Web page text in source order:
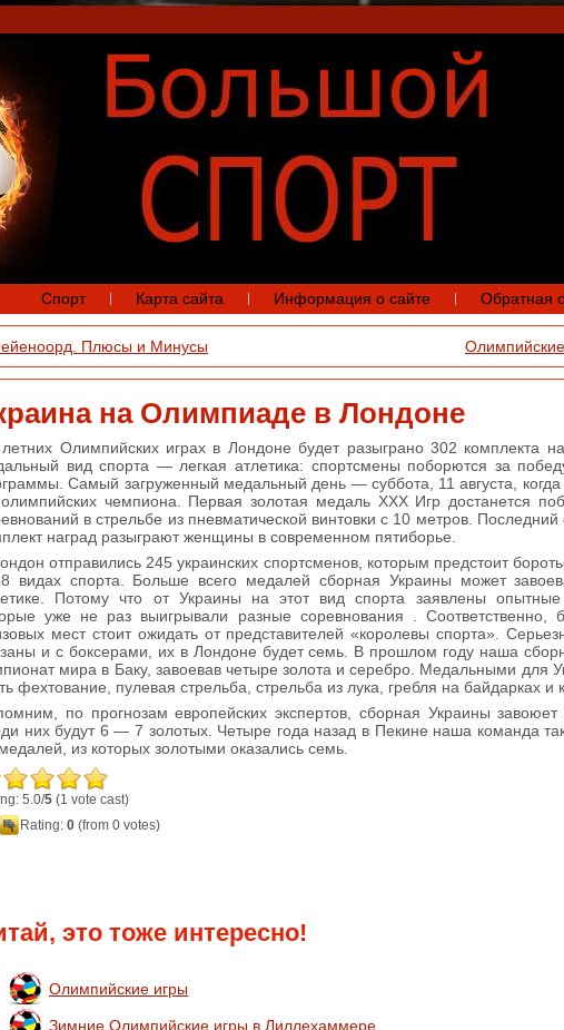
Спорт Карта сайта Информация о сайте Обратная
Плюсы и Минусы
на Олимпиаде в Лондоне
Олимпийских играх в Лондоне будет разыграно 302 комплекта
вид спорта — легкая атлетика: спортсмены поборются за
Самый загруженный медальный день — суббота, 11 августа, когда
чемпиона. Первая золотая медаль ХХХ Игр достанется
в стрельбе из пневматической винтовки с 10 метров.
наград разыграют женщины в современном пятиборье.
отправились 245 украинских спортсменов, которым предстоит
видах спорта. Больше всего медалей сборная Украины может
Потому что от Украины на этот вид спорта заявлены опытные
уже не раз выигрывали разные соревнования . Соответственно,
мест стоит ожидать от представителей «королевы спорта».
и с боксерами, их в Лондоне будет семь. В прошлом году наша
мира в Баку, завоевав четыре золота и серебро. Медальными для
фехтование, пулевая стрельба, стрельба из лука, гребля на байдарках и
по прогнозам европейских экспертов, сборная Украины
них будут 6 — 7 золотых. Четыре года назад в Пекине наша команда
из которых золотыми оказались семь.
5.0/5 (1 vote cast)
Rating: 0 (from 0 votes)
это тоже интересно!
Олимпийские игры
Зимние Олимпийские игры в Лиллехаммере